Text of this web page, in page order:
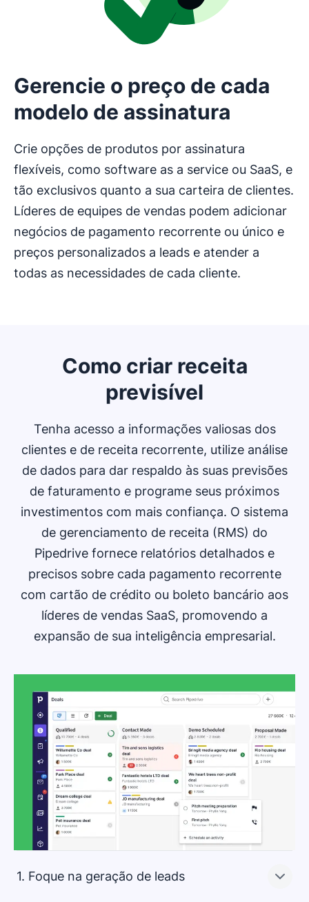
Gerencie o preço de cada
modelo de assinatura
Crie opções de produtos por assinatura
flexíveis, como software as a service ou SaaS, e
tão exclusivos quanto a sua carteira de clientes.
Líderes de equipes de vendas podem adicionar
negócios de pagamento recorrente ou único e
preços personalizados a leads e atender a
todas as necessidades de cada cliente.
Como criar receita
previsível
Tenha acesso a informações valiosas dos
clientes e de receita recorrente, utilize análise
de dados para dar respaldo às suas previsões
de faturamento e programe seus próximos
investimentos com mais confiança. O sistema
de gerenciamento de receita (RMS) do
Pipedrive fornece relatórios detalhados e
precisos sobre cada pagamento recorrente
com cartão de crédito ou boleto bancário aos
líderes de vendas SaaS, promovendo a
expansão de sua inteligência empresarial.
1. Foque na geração de leads